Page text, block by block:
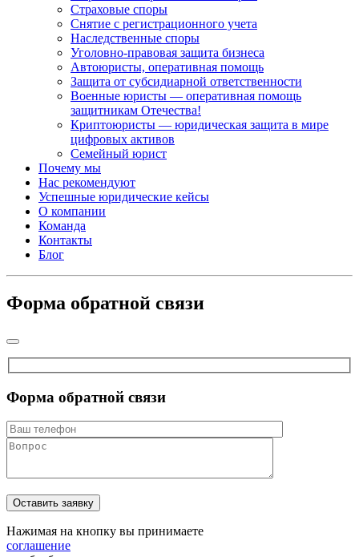
Страховые споры
Снятие с регистрационного учета
Наследственные споры
Уголовно-правовая защита бизнеса
Автоюристы, оперативная помощь
Защита от субсидиарной ответственности
Военные юристы — оперативная помощь
защитникам Отечества!
Криптоюристы — юридическая защита в мире
цифровых активов
Семейный юрист
Почему мы
Нас рекомендуют
Успешные юридические кейсы
О компании
Команда
Контакты
Блог
Форма обратной связи
Форма обратной связи
Нажимая на кнопку вы принимаете
соглашение